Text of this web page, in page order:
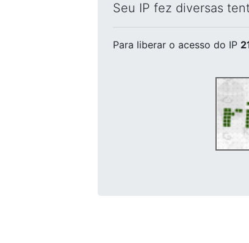
Seu IP fez diversas
Para liberar o acesso do IP